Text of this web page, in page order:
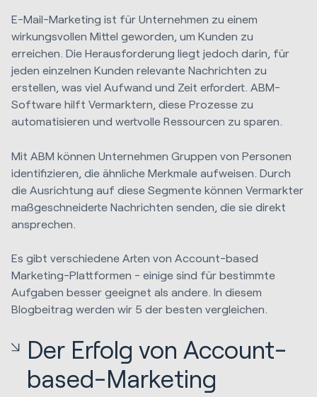
E-Mail-Marketing ist für Unternehmen zu einem
wirkungsvollen Mittel geworden, um Kunden zu
erreichen. Die Herausforderung liegt jedoch darin, für
jeden einzelnen Kunden relevante Nachrichten zu
erstellen, was viel Aufwand und Zeit erfordert. ABM-
Software hilft Vermarktern, diese Prozesse zu
automatisieren und wertvolle Ressourcen zu sparen.
Mit ABM können Unternehmen Gruppen von Personen
identifizieren, die ähnliche Merkmale aufweisen. Durch
die Ausrichtung auf diese Segmente können Vermarkter
maßgeschneiderte Nachrichten senden, die sie direkt
ansprechen.
Es gibt verschiedene Arten von Account-based
Marketing-Plattformen - einige sind für bestimmte
Aufgaben besser geeignet als andere. In diesem
Blogbeitrag werden wir 5 der besten vergleichen.
Der Erfolg von Account-
based-Marketing